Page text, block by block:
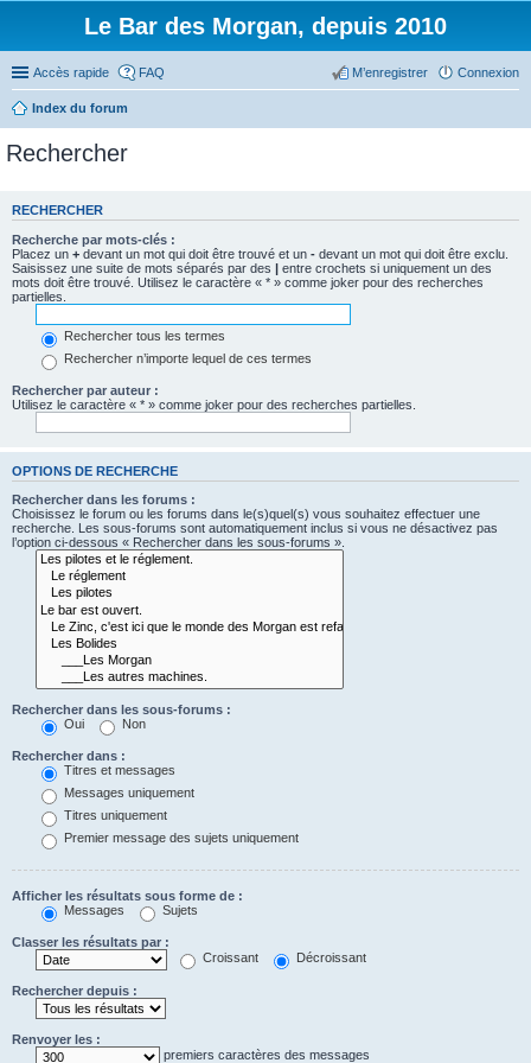
Le Bar des Morgan, depuis 2010
Accès rapide FAQ Connexion
M’enregistrer
Index du forum
Rechercher
RECHERCHER
Recherche par mots-clés :
Placez un + devant un mot qui doit être trouvé et un - devant un mot qui doit être exclu.
Saisissez une suite de mots séparés par des | entre crochets si uniquement un des
mots doit être trouvé. Utilisez le caractère « * » comme joker pour des recherches
partielles.
Rechercher tous les termes
Rechercher n’importe lequel de ces termes
Rechercher par auteur :
Utilisez le caractère « * » comme joker pour des recherches partielles.
OPTIONS DE RECHERCHE
Rechercher dans les forums :
Choisissez le forum ou les forums dans le(s)quel(s) vous souhaitez effectuer une
recherche. Les sous-forums sont automatiquement inclus si vous ne désactivez pas
l’option ci-dessous « Rechercher dans les sous-forums ».
Rechercher dans les sous-forums :
Oui
Non
Rechercher dans :
Titres et messages
Messages uniquement
Titres uniquement
Premier message des sujets uniquement
Afficher les résultats sous forme de :
Messages
Sujets
Classer les résultats par :
Croissant
Décroissant
Rechercher depuis :
Renvoyer les :
premiers caractères des messages